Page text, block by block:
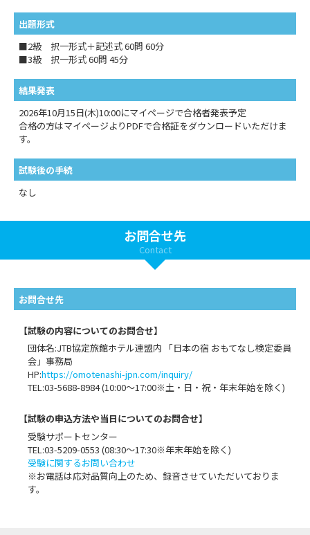
出題形式
■2級 択一形式＋記述式 60問 60分
■3級 択一形式 60問 45分
結果発表
2026年10月15日(木)10:00にマイページで合格者発表予定
合格の方はマイページよりPDFで合格証をダウンロードいただけま
す。
試験後の手続
なし
お問合せ先
Contact
お問合せ先
【試験の内容についてのお問合せ】
団体名:JTB協定旅館ホテル連盟内 「日本の宿 おもてなし検定委員
会」事務局
HP:https://omotenashi-jpn.com/inquiry/
TEL:03-5688-8984 (10:00～17:00※土・日・祝・年末年始を除く)
【試験の申込方法や当日についてのお問合せ】
受験サポートセンター
TEL:03-5209-0553 (08:30〜17:30※年末年始を除く)
受験に関するお問い合わせ
※お電話は応対品質向上のため、録音させていただいておりま
す。